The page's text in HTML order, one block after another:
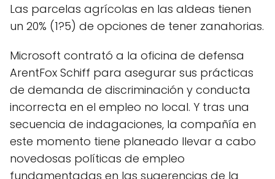
Las parcelas agrícolas en las aldeas tienen
un 20% (1?5) de opciones de tener zanahorias.
Microsoft contrató a la oficina de defensa
ArentFox Schiff para asegurar sus prácticas
de demanda de discriminación y conducta
incorrecta en el empleo no local. Y tras una
secuencia de indagaciones, la compañía en
este momento tiene planeado llevar a cabo
novedosas políticas de empleo
fundamentadas en las sugerencias de la